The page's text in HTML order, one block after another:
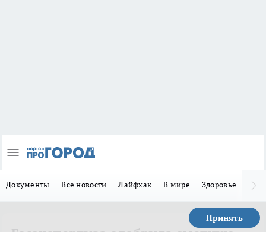
Документы Все новости Лайфхак В мире Здоровье
Принять